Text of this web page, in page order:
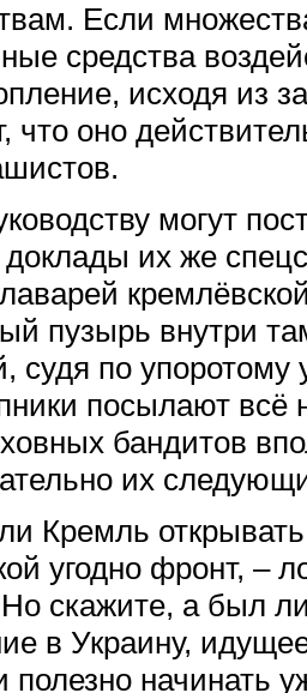
Если
средства
исходя из
что оно
могут
их же
пузырь внутри
судя по упоротому
посылают всё
бандитов
их
Кремль
угодно фронт, –
скажите, а был
в Украину,
начинать